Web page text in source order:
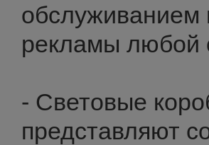
обслуживанием
рекламы любой
- Световые
представляют